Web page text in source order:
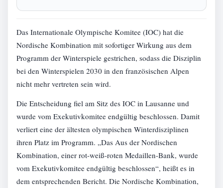
Das Internationale Olympische Komitee (IOC) hat die
Nordische Kombination mit sofortiger Wirkung aus dem
Programm der Winterspiele gestrichen, sodass die Disziplin
bei den Winterspielen 2030 in den französischen Alpen
nicht mehr vertreten sein wird.
Die Entscheidung fiel am Sitz des IOC in Lausanne und
wurde vom Exekutivkomitee endgültig beschlossen. Damit
verliert eine der ältesten olympischen Winterdisziplinen
ihren Platz im Programm. „Das Aus der Nordischen
Kombination, einer rot-weiß-roten Medaillen-Bank, wurde
vom Exekutivkomitee endgültig beschlossen“, heißt es in
dem entsprechenden Bericht. Die Nordische Kombination,